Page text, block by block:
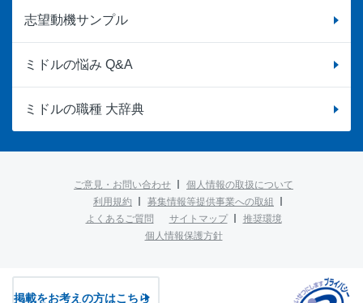
志望動機サンプル
ミドルの悩み Q&A
ミドルの職種 大辞典
ご意見・お問い合わせ
個人情報の取扱について
利用規約
募集情報等提供事業への取組
よくあるご質問
サイトマップ
推奨環境
個人情報保護方針
掲載をお考えの方はこちら